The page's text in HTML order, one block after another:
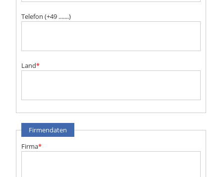
Telefon (+49 .......)
Land*
Firmendaten
Firma*